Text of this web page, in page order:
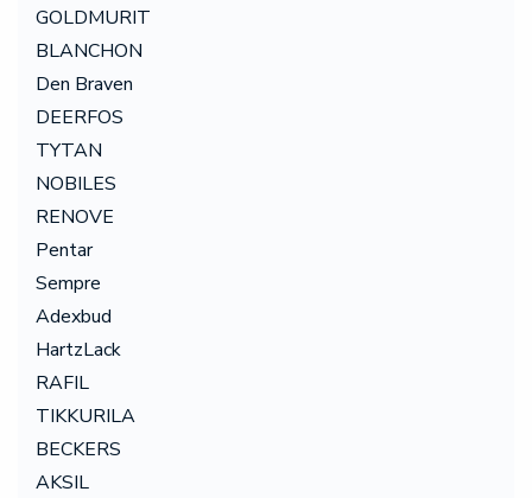
GOLDMURIT
BLANCHON
Den Braven
DEERFOS
TYTAN
NOBILES
RENOVE
Pentar
Sempre
Adexbud
HartzLack
RAFIL
TIKKURILA
BECKERS
AKSIL